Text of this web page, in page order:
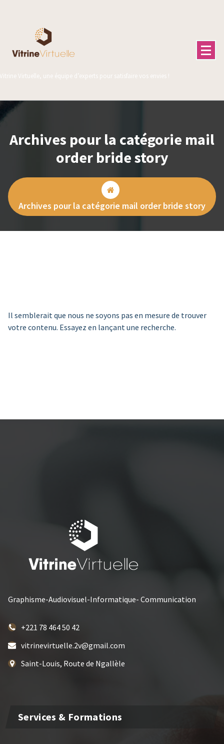
Vitrine Virtuelle, une équipe d’experts pour satisfaire vos envies !
Archives pour la catégorie mail
order bride story
Archives pour la catégorie mail order bride story
Il semblerait que nous ne soyons pas en mesure de trouver
votre contenu. Essayez en lançant une recherche.
Graphisme-Audiovisuel-Informatique- Communication
+221 78 464 50 42
vitrinevirtuelle.2v@gmail.com
Saint-Louis, Route de Ngallèle
Services & Formations